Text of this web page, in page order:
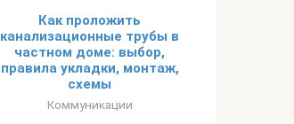
Как проложить
канализационные трубы в
частном доме: выбор,
правила укладки, монтаж,
схемы
Коммуникации